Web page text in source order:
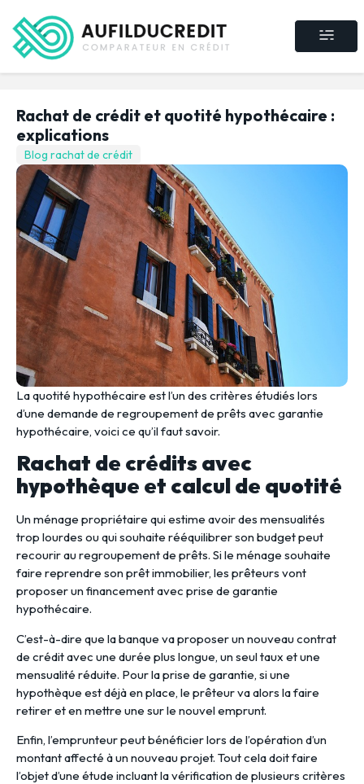
Rachat de crédit et quotité hypothécaire :
explications
Blog rachat de crédit
La quotité hypothécaire est l’un des critères étudiés lors
d’une demande de regroupement de prêts avec garantie
hypothécaire, voici ce qu’il faut savoir.
Rachat de crédits avec
hypothèque et calcul de quotité
Un ménage propriétaire qui estime avoir des mensualités
trop lourdes ou qui souhaite rééquilibrer son budget peut
recourir au regroupement de prêts. Si le ménage souhaite
faire reprendre son prêt immobilier, les prêteurs vont
proposer un financement avec prise de garantie
hypothécaire.
C’est-à-dire que la banque va proposer un nouveau contrat
de crédit avec une durée plus longue, un seul taux et une
mensualité réduite. Pour la prise de garantie, si une
hypothèque est déjà en place, le prêteur va alors la faire
retirer et en mettre une sur le nouvel emprunt.
Enfin, l’emprunteur peut bénéficier lors de l’opération d’un
montant affecté à un nouveau projet. Tout cela doit faire
l’objet d’une étude incluant la vérification de plusieurs critères